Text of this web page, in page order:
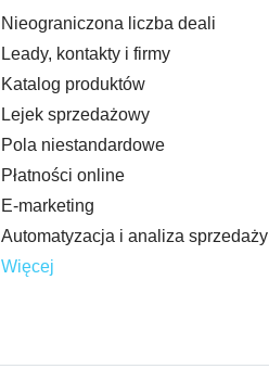
Nieograniczona liczba deali
Leady, kontakty i firmy
Katalog produktów
Lejek sprzedażowy
Pola niestandardowe
Płatności online
E-marketing
Automatyzacja i analiza sprzedaży
Więcej